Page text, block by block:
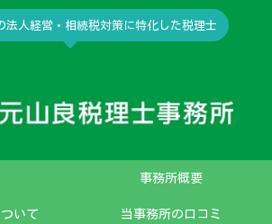
法人経営・相続税対策に特化した税理士
事務所概要
いて 当事務所の口コミ